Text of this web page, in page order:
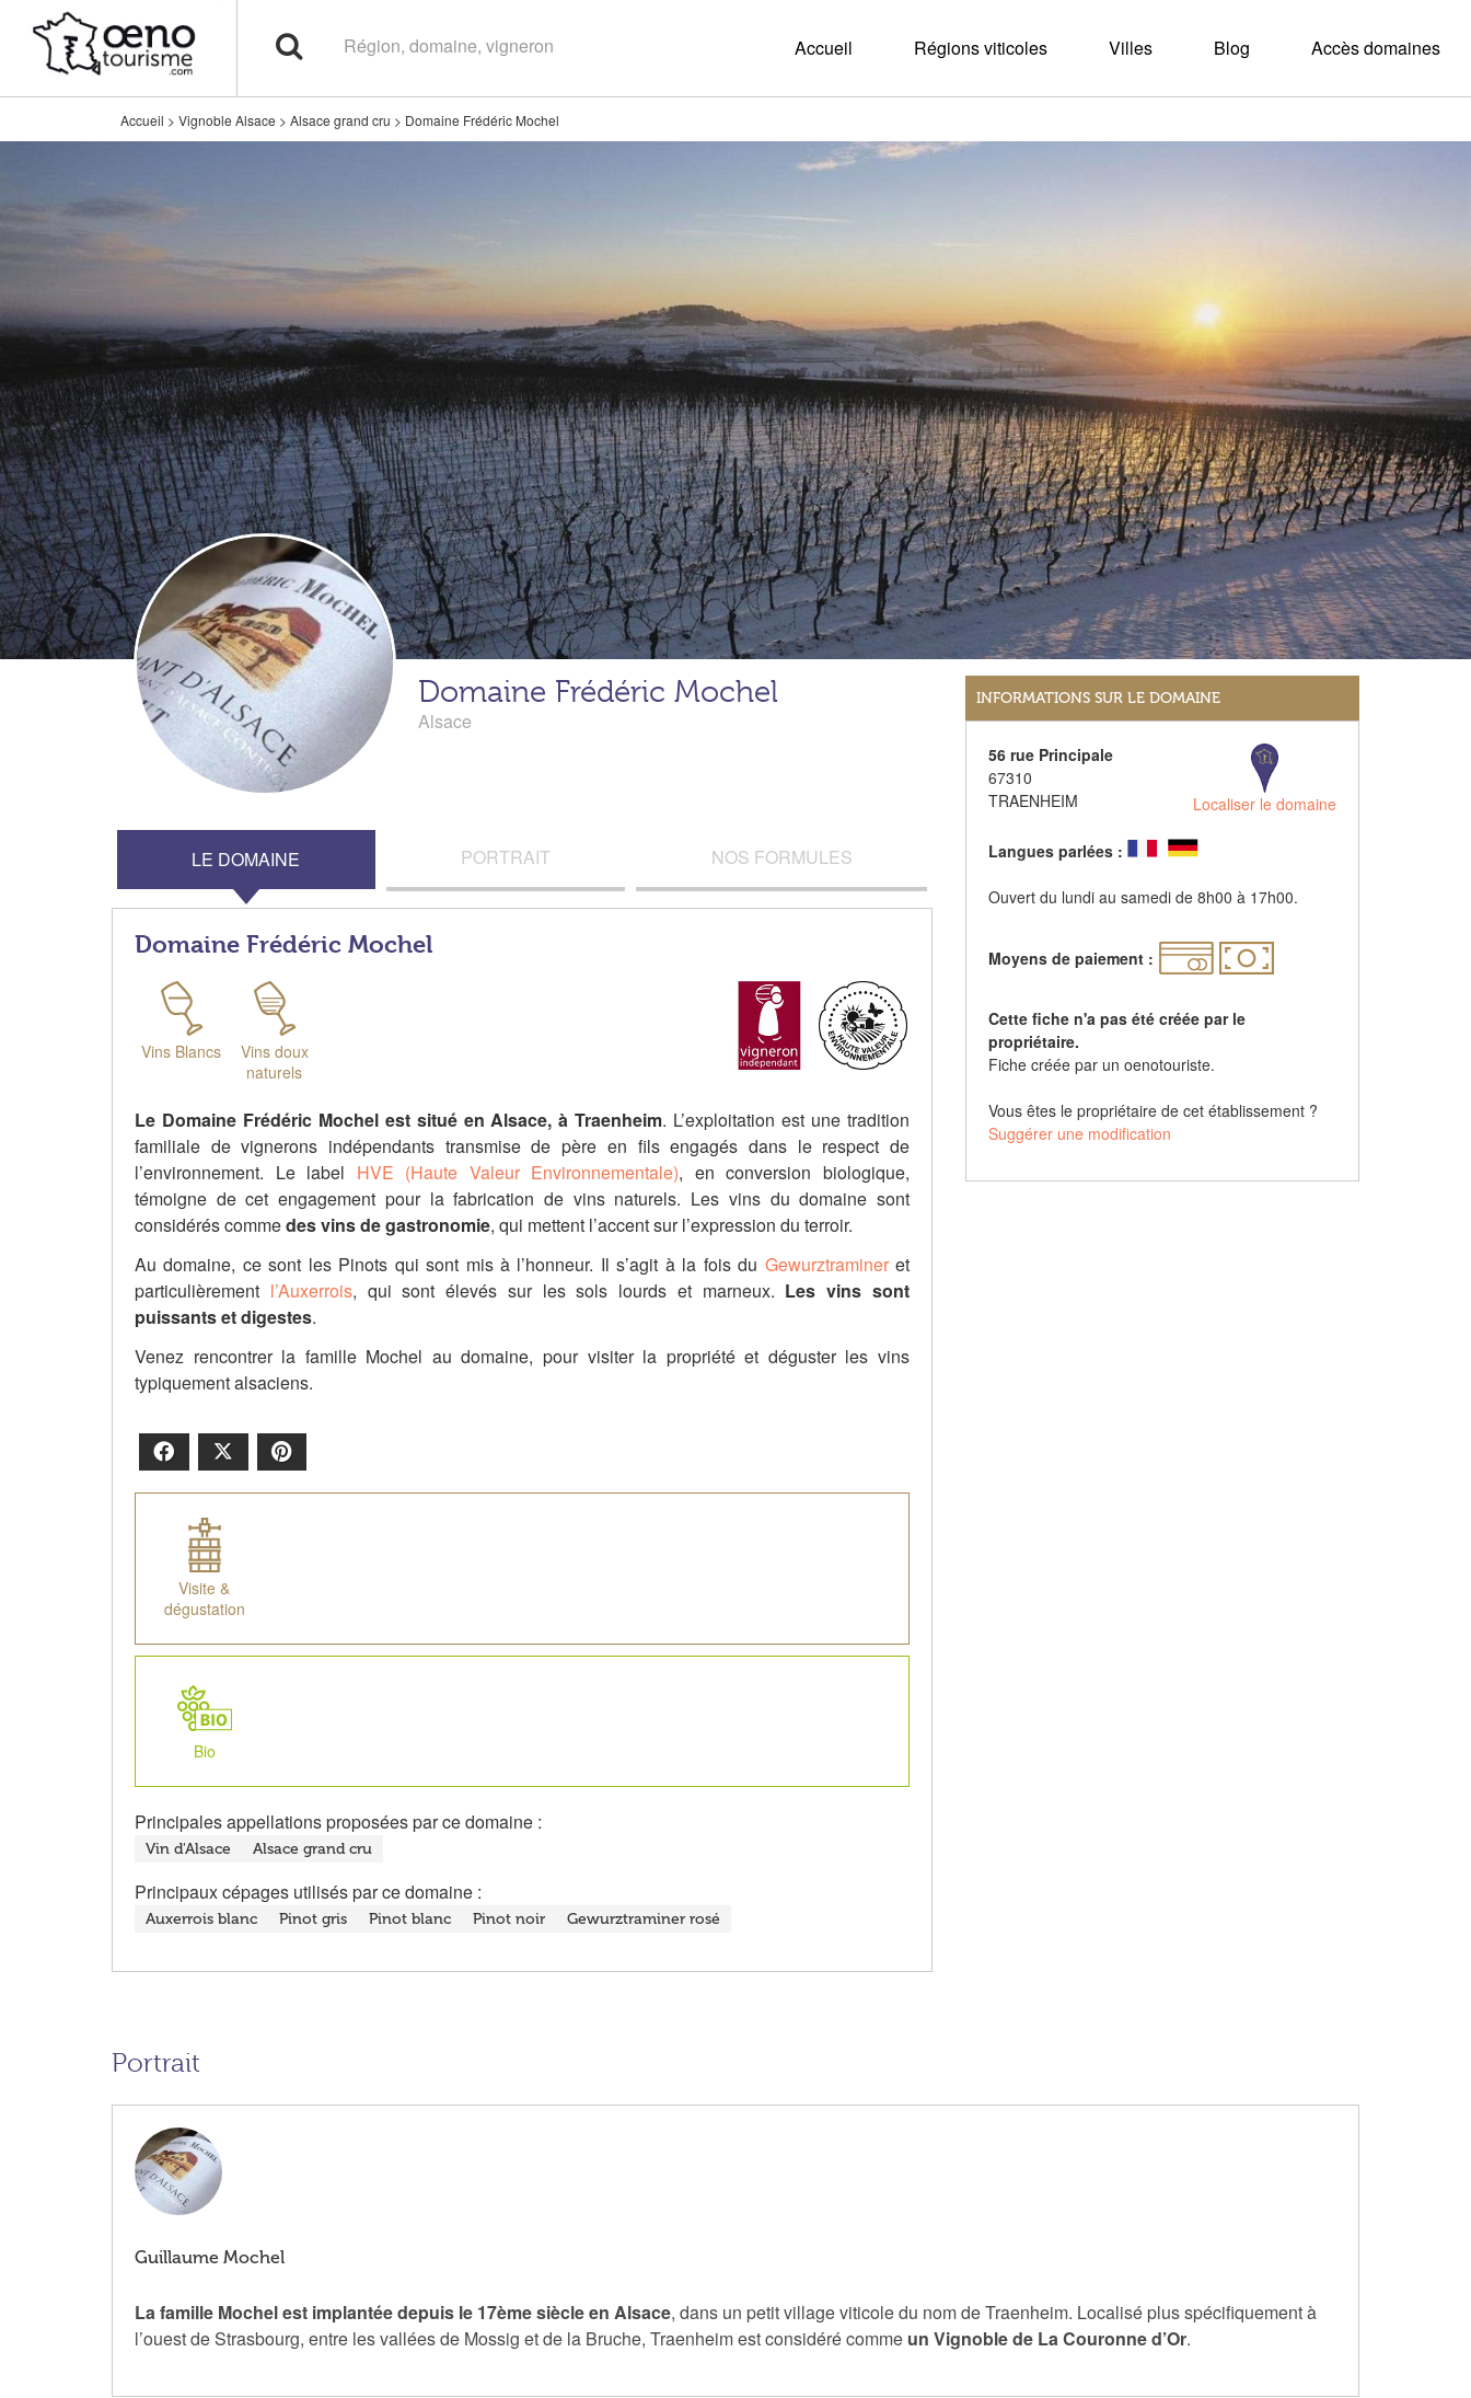
Accueil Régions viticoles Villes Blog Accès domaines
Accueil > Vignoble Alsace > Alsace grand cru > Domaine Frédéric Mochel
Domaine Frédéric Mochel
Alsace
LE DOMAINE PORTRAIT NOS FORMULES
Domaine Frédéric Mochel
Vins Blancs
Vins doux
naturels
Le Domaine Frédéric Mochel est situé en Alsace, à Traenheim. L’exploitation est une tradition
familiale de vignerons indépendants transmise de père en fils engagés dans le respect de
l’environnement. Le label HVE (Haute Valeur Environnementale), en conversion biologique,
témoigne de cet engagement pour la fabrication de vins naturels. Les vins du domaine sont
considérés commedes vins de gastronomie, qui mettent l’accent sur l’expression du terroir.
Au domaine, ce sont les Pinots qui sont mis à l’honneur. Il s’agit à la fois du Gewurztramineret
particulièrement l’Auxerrois, qui sont élevés sur les sols lourds et marneux. Les vins sont
puissants et digestes.
Venez rencontrer la famille Mochel au domaine, pour visiter la propriété et déguster les vins
typiquement alsaciens.
Facebook
Visite &
dégustation
Bio
Principales appellations proposées par ce domaine :
Vin d'Alsace Alsace grand cru
Principaux cépages utilisés par ce domaine :
Auxerrois blanc Pinot gris Pinot blanc Pinot noir Gewurztraminer rosé
INFORMATIONS SUR LE DOMAINE
56 rue Principale
67310
TRAENHEIM
Localiser le domaine
Langues parlées :
Ouvert du lundi au samedi de 8h00 à 17h00.
Moyens de paiement :
Cette fiche n'a pas été créée par le
propriétaire.
Fiche créée par un oenotouriste.
Vous êtes le propriétaire de cet établissement ?
Suggérer une modification
Portrait
Guillaume Mochel
La famille Mochel est implantée depuis le 17ème siècle en Alsace, dans un petit village viticole du nom de Traenheim. Localisé plus spécifiquement à
l’ouest de Strasbourg, entre les vallées de Mossig et de la Bruche, Traenheim est considéré comme un Vignoble de La Couronne d’Or.